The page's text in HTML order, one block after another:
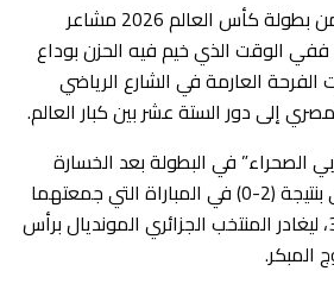
​شهدت مباريات الأمس من بطولة كأس العالم 2026 مشاعر
ففي الوقت الذي خيم فيه الحزن بوداع
الفرحة العارمة في الشارع الرياضي
إلى دور الستة عشر بين كبار العالم.
الصحراء” في البطولة بعد الخسارة
أمام المنتخب السويسري بنتيجة (2-0) في المباراة التي جمعتهما
ضمن منافسات دور الـ32، ليغادر المنتخب الجزائري المونديال برأس
المبكر.